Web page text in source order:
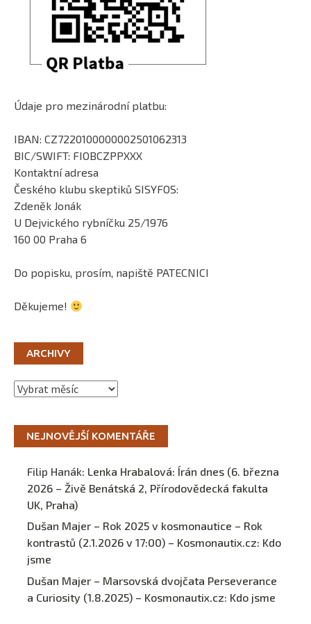
Údaje pro mezinárodní platbu:
IBAN: CZ7220100000002501062313
BIC/SWIFT: FIOBCZPPXXX
Kontaktní adresa
Českého klubu skeptiků SISYFOS:
Zdeněk Jonák
U Dejvického rybníčku 25/1976
160 00 Praha 6
Do popisku, prosím, napiště PATECNICI
Děkujeme!
ARCHIVY
Archivy
NEJNOVĚJŠÍ KOMENTÁŘE
Filip Hanák: Lenka Hrabalová: Írán dnes (6. března
2026 – Živě Benátská 2, Přírodovědecká fakulta
UK, Praha)
Dušan Majer – Rok 2025 v kosmonautice – Rok
kontrastů (2.1.2026 v 17:00) – Kosmonautix.cz: Kdo
jsme
Dušan Majer – Marsovská dvojčata Perseverance
a Curiosity (1.8.2025) – Kosmonautix.cz: Kdo jsme